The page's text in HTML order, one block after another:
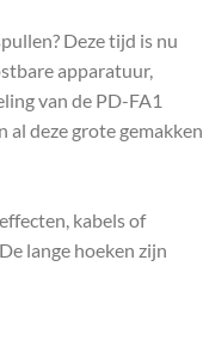
Deze tijd is nu
apparatuur,
van de PD-FA1
al deze grote gemakken
kabels of
lange hoeken zijn